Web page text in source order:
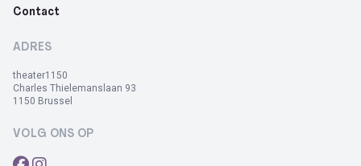
Contact
ADRES
theater1150
Charles Thielemanslaan 93
1150 Brussel
VOLG ONS OP